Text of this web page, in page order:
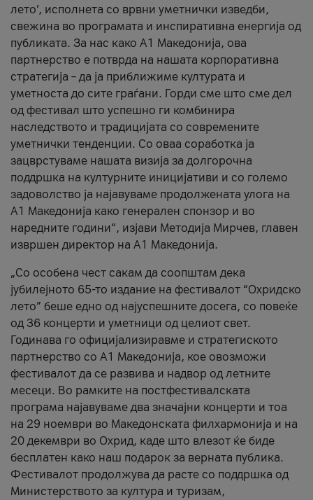
лето’, исполнета со врвни уметнички изведби,
свежина во програмата и инспиративна енергија од
публиката. За нас како A1 Македонија, ова
партнерство е потврда на нашата корпоративна
стратегија – да ја приближиме културата и
уметноста до сите граѓани. Горди сме што сме дел
од фестивал што успешно ги комбинира
наследството и традицијата со современите
уметнички тенденции. Со оваа соработка ја
зацврстуваме нашата визија за долгорочна
поддршка на културните иницијативи и со големо
задоволство ја најавуваме продолжената улога на
A1 Македонија како генерален спонзор и во
наредните години“, изјави Методија Мирчев, главен
извршен директор на A1 Македонија.
„Со особена чест сакам да соопштам дека
јубилејното 65-то издание на фестивалот “Охридско
лето” беше едно од најуспешните досега, со повеќе
од 36 концерти и уметници од целиот свет.
Годинава го официјализиравме и стратегиското
партнерство со А1 Македонија, кое овозможи
фестивалот да се развива и надвор од летните
месеци. Во рамките на постфестивалската
програма најавуваме два значајни концерти и тоа
на 29 ноември во Македонската филхармонија и на
20 декември во Охрид, каде што влезот ќе биде
бесплатен како наш подарок за верната публика.
Фестивалот продолжува да расте со поддршка од
Министерството за култура и туризам,